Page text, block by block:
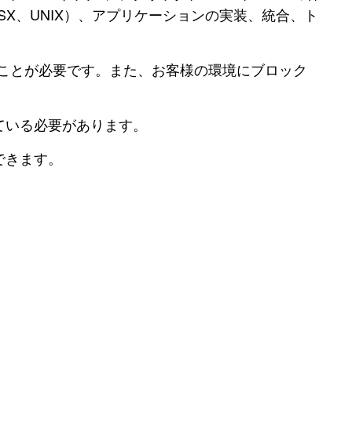
、UNIX）、アプリケーションの実装、統合、ト
が必要です。また、お客様の環境にブロック
る必要があります。
ます。